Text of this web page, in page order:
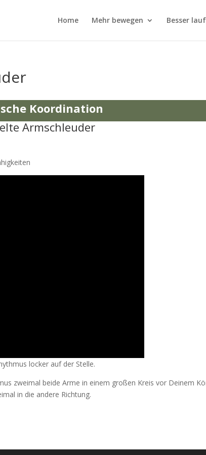
Home Mehr bewegen Besser
Koordination
Armschleuder
locker auf der Stelle.
zweimal beide Arme in einem großen Kreis vor Deinem
in die andere Richtung.